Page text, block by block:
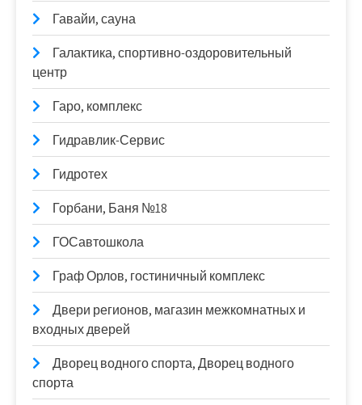
Гавайи, сауна
Галактика, спортивно-оздоровительный
центр
Гаро, комплекс
Гидравлик-Сервис
Гидротех
Горбани, Баня №18
ГОСавтошкола
Граф Орлов, гостиничный комплекс
Двери регионов, магазин межкомнатных и
входных дверей
Дворец водного спорта, Дворец водного
спорта